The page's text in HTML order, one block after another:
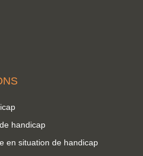
handicap
en situation de handicap